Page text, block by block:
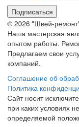
Подписаться
© 2026 "Швей-
Наша мастерская
опытом работы.
Предлагаем свои
компаний.
Соглашение об
Политика
Сайт носит
при каких условиях
определяемой